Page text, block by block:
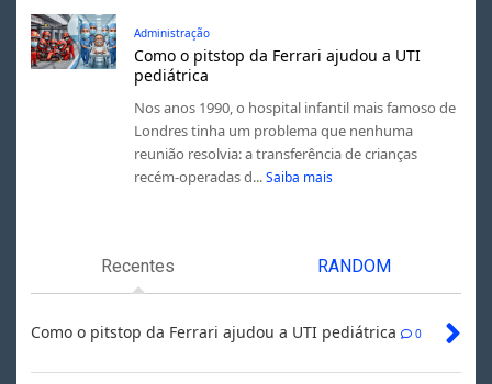
Administração
Como o pitstop da Ferrari ajudou a UTI
pediátrica
Nos anos 1990, o hospital infantil mais famoso de
Londres tinha um problema que nenhuma
reunião resolvia: a transferência de crianças
recém-operadas d... Saiba mais
Recentes RANDOM
Como o pitstop da Ferrari ajudou a UTI pediátrica 0